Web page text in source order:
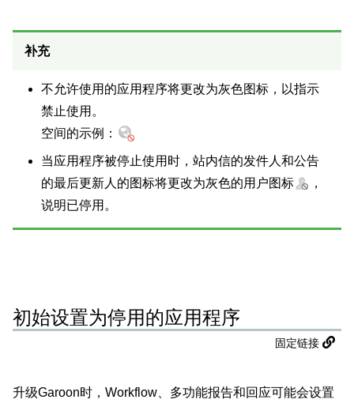
补充
不允许使用的应用程序将更改为灰色图标，以指示
禁止使用。
空间的示例：
当应用程序被停止使用时，站内信的发件人和公告
的最后更新人的图标将更改为灰色的用户图标
，
说明已停用。
初始设置为停用的应用程序
固定链接
升级Garoon时，Workflow、多功能报告和回应可能会设置